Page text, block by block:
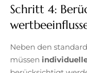
Schritt 4:
Neben den
müssen